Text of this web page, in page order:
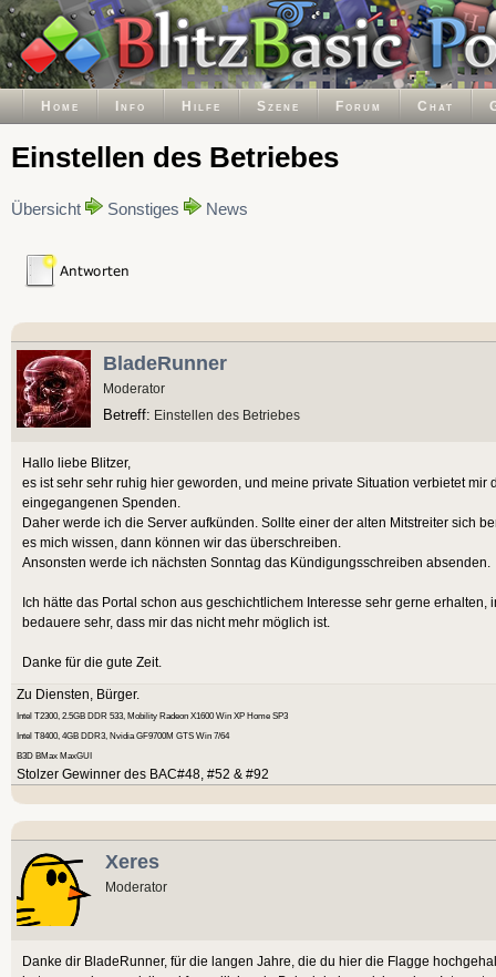
Home Info Hilfe Szene Forum Chat
Einstellen des Betriebes
Übersicht Sonstiges News
BladeRunner
Moderator
Betreff: Einstellen des Betriebes
Hallo liebe Blitzer,
es ist sehr sehr ruhig hier geworden, und meine private Situation verbietet mir
eingegangenen Spenden.
Daher werde ich die Server aufkünden. Sollte einer der alten Mitstreiter sich
es mich wissen, dann können wir das überschreiben.
Ansonsten werde ich nächsten Sonntag das Kündigungsschreiben absenden.
Ich hätte das Portal schon aus geschichtlichem Interesse sehr gerne
bedauere sehr, dass mir das nicht mehr möglich ist.
Danke für die gute Zeit.
Zu Diensten, Bürger.
Intel T2300, 2.5GB DDR 533, Mobility Radeon X1600 Win XP Home SP3
Intel T8400, 4GB DDR3, Nvidia GF9700M GTS Win 7/64
B3D BMax MaxGUI
Stolzer Gewinner des BAC#48, #52 & #92
Xeres
Moderator
Danke dir BladeRunner, für die langen Jahre, die du hier die Flagge